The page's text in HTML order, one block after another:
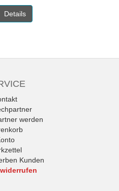
Details
werden
Kunden